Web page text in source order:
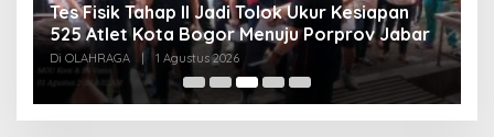
Tes Fisik Tahap II Jadi Tolok Ukur Kesiapan
525 Atlet Kota Bogor Menuju Porprov Jabar
Di OLAHRAGA | 1 Agustus 2026